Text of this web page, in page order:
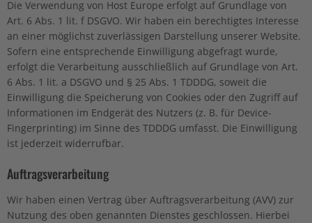
Die Verwendung von Host Europe erfolgt auf Grundlage von
Art. 6 Abs. 1 lit. f DSGVO. Wir haben ein berechtigtes Interesse
an einer möglichst zuverlässigen Darstellung unserer Website.
Sofern eine entsprechende Einwilligung abgefragt wurde,
erfolgt die Verarbeitung ausschließlich auf Grundlage von Art.
6 Abs. 1 lit. a DSGVO und § 25 Abs. 1 TDDDG, soweit die
Einwilligung die Speicherung von Cookies oder den Zugriff auf
Informationen im Endgerät des Nutzers (z. B. für Device-
Fingerprinting) im Sinne des TDDDG umfasst. Die Einwilligung
ist jederzeit widerrufbar.
Auftragsverarbeitung
Wir haben einen Vertrag über Auftragsverarbeitung (AVV) zur
Nutzung des oben genannten Dienstes geschlossen. Hierbei